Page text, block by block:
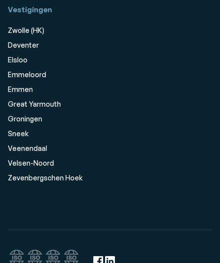
Vestigingen
Zwolle (HK)
Deventer
Elsloo
Emmeloord
Emmen
Great Yarmouth
Groningen
Sneek
Veenendaal
Velsen-Noord
Zevenbergschen Hoek